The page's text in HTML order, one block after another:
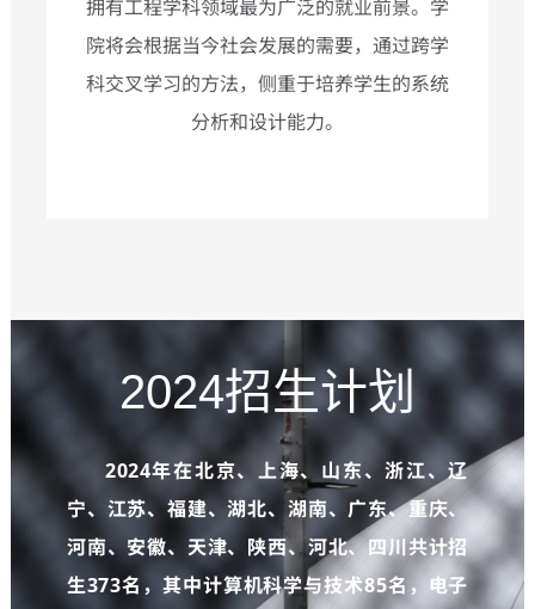
拥有工程学科领域最为广泛的就业前景。学
院将会根据当今社会发展的需要，通过跨学
科交叉学习的方法，侧重于培养学生的系统
分析和设计能力。 ​
2024招生计划
2024年在北京、上海、山东、浙江、辽
宁、江苏、福建、湖北、湖南、广东、重庆、
河南、安徽、天津、陕西、河北、四川共计招
生373名，其中计算机科学与技术85名，电子